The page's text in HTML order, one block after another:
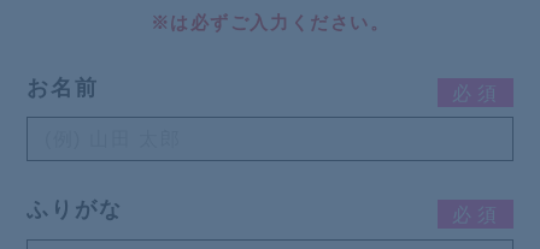
※は必ずご入力ください。
お名前 必 須
ふりがな 必 須